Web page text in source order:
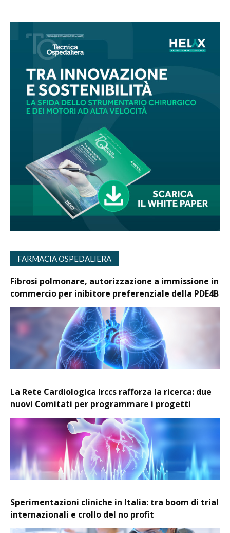
FARMACIA OSPEDALIERA
Fibrosi polmonare, autorizzazione a immissione in
commercio per inibitore preferenziale della PDE4B
La Rete Cardiologica Irccs rafforza la ricerca: due
nuovi Comitati per programmare i progetti
Sperimentazioni cliniche in Italia: tra boom di trial
internazionali e crollo del no profit